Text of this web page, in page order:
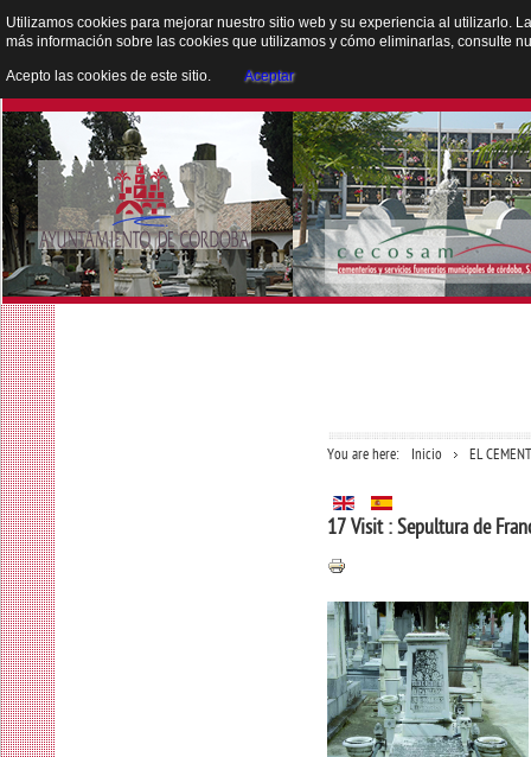
You are here: Inicio EL
17 Visit : Sepultura de
Utilizamos cookies para mejorar nuestro sitio web y su experiencia al utilizarlo.
más información sobre las cookies que utilizamos y cómo eliminarlas, consulte
Acepto las cookies de este sitio. Aceptar